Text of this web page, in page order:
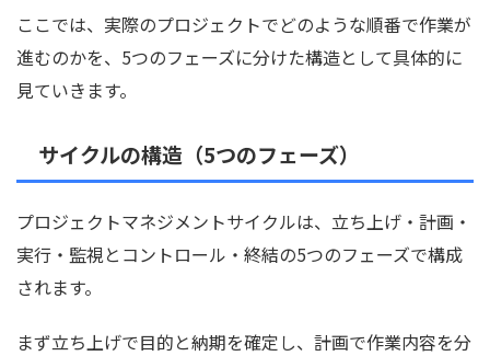
ここでは、実際のプロジェクトでどのような順番で作業が
進むのかを、5つのフェーズに分けた構造として具体的に
見ていきます。
サイクルの構造（5つのフェーズ）
プロジェクトマネジメントサイクルは、立ち上げ・計画・
実行・監視とコントロール・終結の5つのフェーズで構成
されます。
まず立ち上げで目的と納期を確定し、計画で作業内容を分